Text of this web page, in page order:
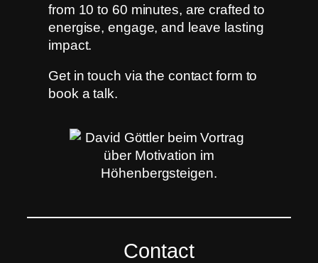
from 10 to 60 minutes, are crafted to
energise, engage, and leave lasting
impact.
Get in touch via the contact form to
book a talk.
Contact